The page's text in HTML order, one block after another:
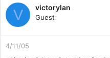
V victorylan
Guest
4/11/05